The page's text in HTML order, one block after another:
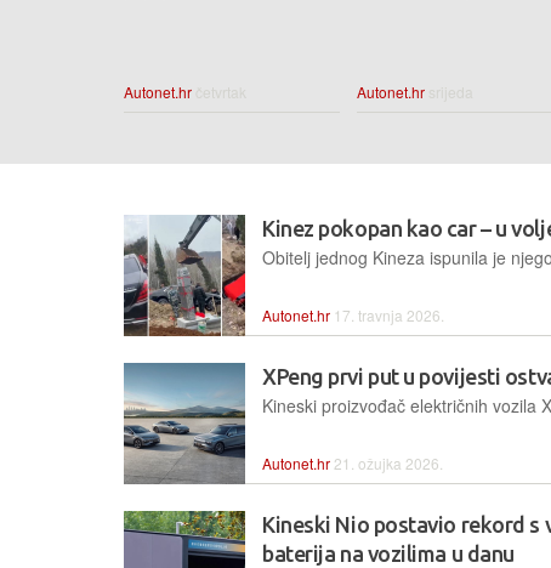
Autonet.hr četvrtak Autonet.hr srijeda
Kinez pokopan kao car – u
Autonet.hr 17. travnja 2026.
XPeng prvi put u povijesti
Autonet.hr 21. ožujka 2026.
Kineski Nio postavio rekord s
baterija na vozilima u danu